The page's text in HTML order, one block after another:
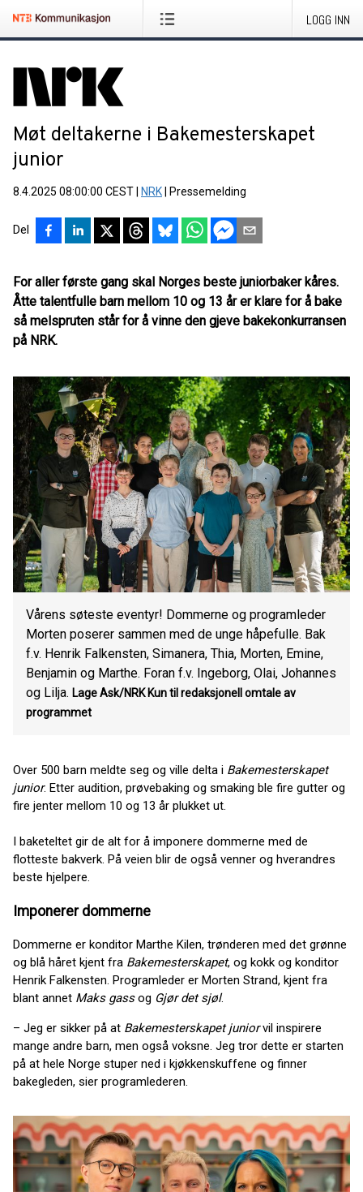
LOGG INN
Møt deltakerne i Bakemesterskapet
junior
8.4.2025 08:00:00 CEST NRK Pressemelding
Del
For aller første gang skal Norges beste juniorbaker kåres.
Åtte talentfulle barn mellom 10 og 13 år er klare for å bake
så melspruten står for å vinne den gjeve bakekonkurransen
på NRK.
Vårens søteste eventyr! Dommerne og programleder
Morten poserer sammen med de unge håpefulle. Bak
f.v. Henrik Falkensten, Simanera, Thia, Morten, Emine,
Benjamin og Marthe. Foran f.v. Ingeborg, Olai, Johannes
og Lilja. Lage Ask/NRK Kun til redaksjonell omtale av
programmet
Over 500 barn meldte seg og ville delta i Bakemesterskapet
junior. Etter audition, prøvebaking og smaking ble fire gutter og
fire jenter mellom 10 og 13 år plukket ut.
I baketeltet gir de alt for å imponere dommerne med de
flotteste bakverk. På veien blir de også venner og hverandres
beste hjelpere.
Imponerer dommerne
Dommerne er konditor Marthe Kilen, trønderen med det grønne
og blå håret kjent fra Bakemesterskapet, og kokk og konditor
Henrik Falkensten. Programleder er Morten Strand, kjent fra
blant annet Maks gassog Gjør det sjøl.
– Jeg er sikker på at Bakemesterskapet juniorvil inspirere
mange andre barn, men også voksne. Jeg tror dette er starten
på at hele Norge stuper ned i kjøkkenskuffene og finner
bakegleden, sier programlederen.